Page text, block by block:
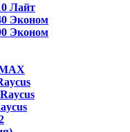
Лайт
Эконом
Эконом